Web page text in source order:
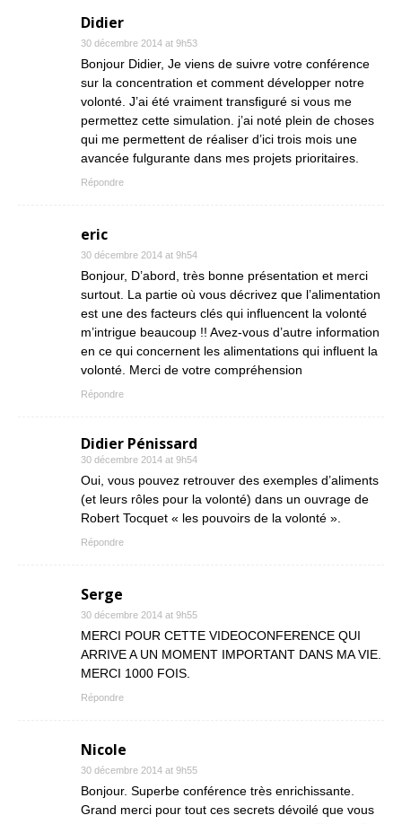
Didier
30 décembre 2014 at 9h53
Bonjour Didier, Je viens de suivre votre conférence
sur la concentration et comment développer notre
volonté. J’ai été vraiment transfiguré si vous me
permettez cette simulation. j’ai noté plein de choses
qui me permettent de réaliser d’ici trois mois une
avancée fulgurante dans mes projets prioritaires.
Répondre
eric
30 décembre 2014 at 9h54
Bonjour, D’abord, très bonne présentation et merci
surtout. La partie où vous décrivez que l’alimentation
est une des facteurs clés qui influencent la volonté
m’intrigue beaucoup !! Avez-vous d’autre information
en ce qui concernent les alimentations qui influent la
volonté. Merci de votre compréhension
Répondre
Didier Pénissard
30 décembre 2014 at 9h54
Oui, vous pouvez retrouver des exemples d’aliments
(et leurs rôles pour la volonté) dans un ouvrage de
Robert Tocquet « les pouvoirs de la volonté ».
Répondre
Serge
30 décembre 2014 at 9h55
MERCI POUR CETTE VIDEOCONFERENCE QUI
ARRIVE A UN MOMENT IMPORTANT DANS MA VIE.
MERCI 1000 FOIS.
Répondre
Nicole
30 décembre 2014 at 9h55
Bonjour. Superbe conférence très enrichissante.
Grand merci pour tout ces secrets dévoilé que vous